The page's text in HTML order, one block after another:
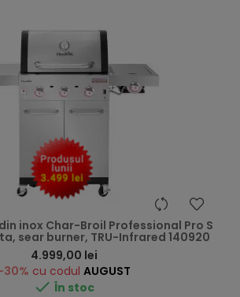
inox Char-Broil Professional Pro S
sear burner, TRU-Infrared 140920
4.999,00 lei
30% cu codul AUGUST
 În stoc